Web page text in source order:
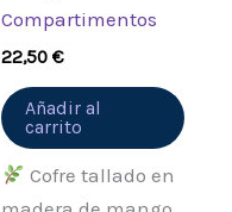
Compartimentos
22,50€
Añadir al
carrito
Cofre tallado en